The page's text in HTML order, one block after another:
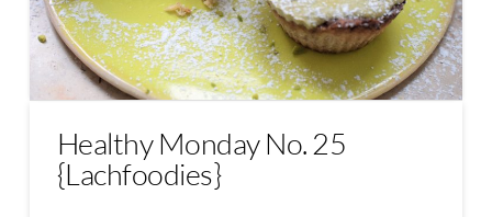
Healthy Monday No. 25
{Lachfoodies}